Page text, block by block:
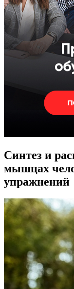
Синтез и
мышцах
упражнений